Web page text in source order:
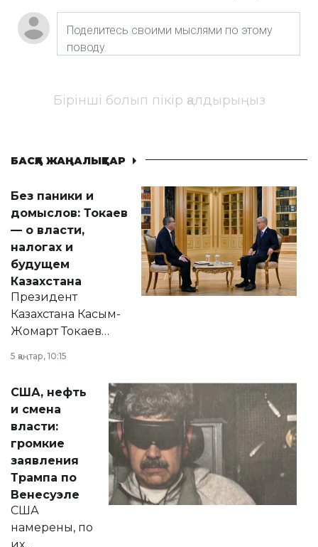
Бірінші болып пікір қалдырыңыз
БАСҚА ЖАҢАЛЫҚТАР
Без паники и
домыслов: Токаев
— о власти,
налогах и
будущем
Казахстана
Президент
Казахстана Касым-
Жомарт Токаев
сразу несколько
актуальных тем —
от слухов о
политических
реформах до
вопросов армии,
экономики и
личного здоровья.
5 қаңтар, 10:15
США, нефть
и смена
власти:
громкие
заявления
Трампа по
Венесуэле
США
намерены, по